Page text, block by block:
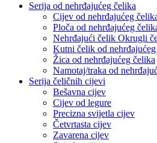
Serija od nehrđajućeg čelika
Cijev od nehrđajućeg
Ploča od nehrđajućeg
Nehrđajući čelik Okrugli
Kutni čelik od
Žica od nehrđajućeg čelika
Namotaj/traka od
Serija čeličnih cijevi
Bešavna cijev
Cijev od legure
Precizna svijetla cijev
Četvrtasta cijev
Zavarena cijev